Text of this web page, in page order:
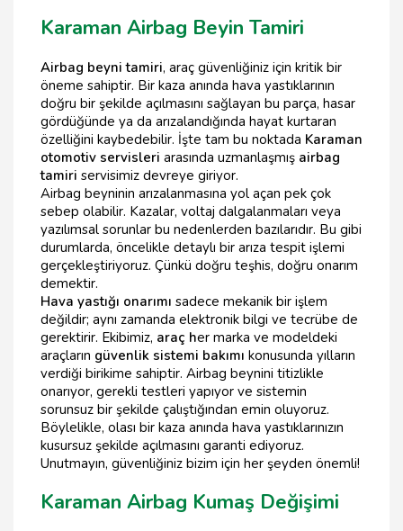
Karaman Airbag Beyin Tamiri
Airbag beyni tamiri, araç güvenliğiniz için kritik bir
öneme sahiptir. Bir kaza anında hava yastıklarının
doğru bir şekilde açılmasını sağlayan bu parça, hasar
gördüğünde ya da arızalandığında hayat kurtaran
özelliğini kaybedebilir. İşte tam bu noktada Karaman
otomotiv servisleri arasında uzmanlaşmış airbag
tamiri servisimiz devreye giriyor.
Airbag beyninin arızalanmasına yol açan pek çok
sebep olabilir. Kazalar, voltaj dalgalanmaları veya
yazılımsal sorunlar bu nedenlerden bazılarıdır. Bu gibi
durumlarda, öncelikle detaylı bir arıza tespit işlemi
gerçekleştiriyoruz. Çünkü doğru teşhis, doğru onarım
demektir.
Hava yastığı onarımı sadece mekanik bir işlem
değildir; aynı zamanda elektronik bilgi ve tecrübe de
gerektirir. Ekibimiz, araç her marka ve modeldeki
araçların güvenlik sistemi bakımı konusunda yılların
verdiği birikime sahiptir. Airbag beynini titizlikle
onarıyor, gerekli testleri yapıyor ve sistemin
sorunsuz bir şekilde çalıştığından emin oluyoruz.
Böylelikle, olası bir kaza anında hava yastıklarınızın
kusursuz şekilde açılmasını garanti ediyoruz.
Unutmayın, güvenliğiniz bizim için her şeyden önemli!
Karaman Airbag Kumaş Değişimi